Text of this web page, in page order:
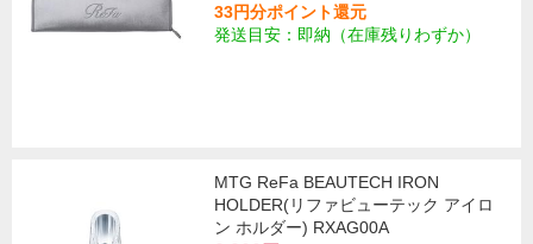
33円分ポイント還元
発送目安：即納（在庫残りわずか）
MTG ReFa BEAUTECH IRON
HOLDER(リファビューテック アイロ
ン ホルダー) RXAG00A